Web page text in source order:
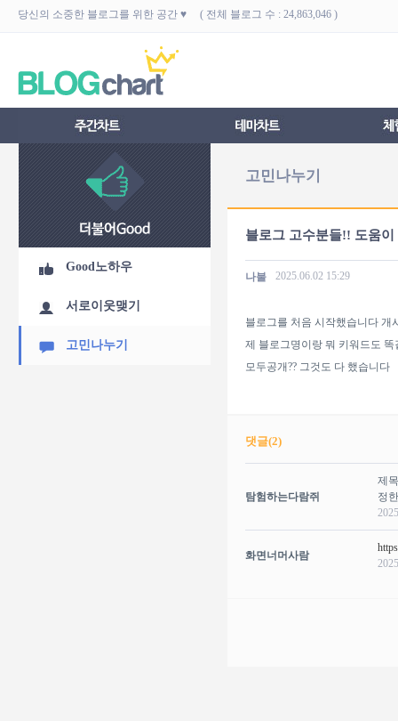
당신의 소중한 블로그를 위한 공간 ♥ ( 전체 블로그 수 : 24,863,046 )
Good노하우
서로이웃맺기
고민나누기
고민나누기
블로그 고수분들!! 도움이
나불 2025.06.02 15:29
블로그를 처음 시작했습니다 개
제 블로그명이랑 뭐 키워드도
모두공개?? 그것도 다 했습니다
댓글(2)
탐험하는다람쥐
제
정
화면너머사람